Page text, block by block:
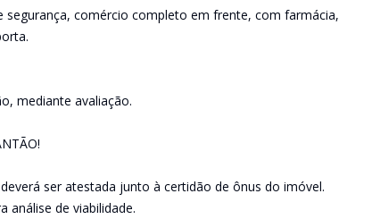
comércio completo em frente, com farmácia,
mediante avaliação.
ser atestada junto à certidão de ônus do imóvel.
análise de viabilidade.